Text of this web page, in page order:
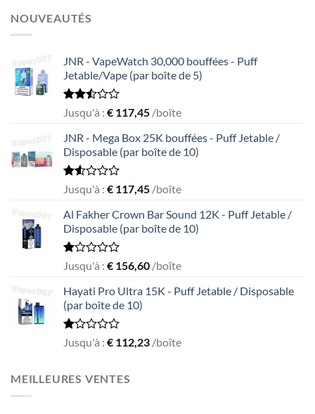
NOUVEAUTÉS
JNR - VapeWatch 30,000 bouffées - Puff
Jetable/Vape (par boîte de 5)
Rated
out
of 5
Jusqu'à : € 117,45 /boîte
JNR - Mega Box 25K bouffées - Puff Jetable /
Disposable (par boîte de 10)
Rated
out
of
5
Jusqu'à : € 117,45 /boîte
Al Fakher Crown Bar Sound 12K - Puff Jetable /
Disposable (par boîte de 10)
Rated
out
of
5
Jusqu'à : € 156,60 /boîte
Hayati Pro Ultra 15K - Puff Jetable / Disposable
(par boîte de 10)
Rated
of
5
Jusqu'à : € 112,23 /boîte
MEILLEURES VENTES